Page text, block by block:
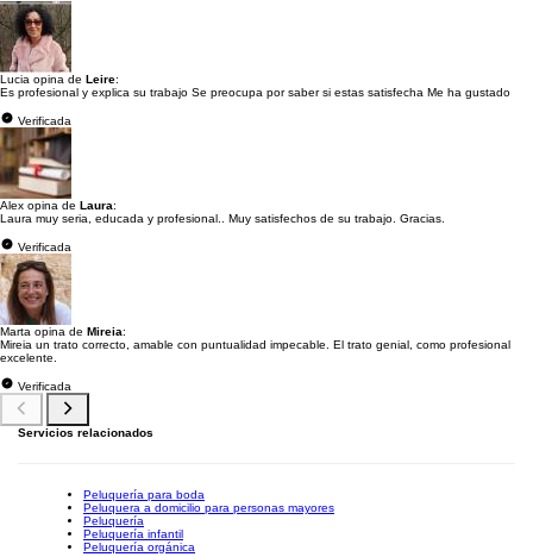
Lucia opina de Leire:
Es profesional y explica su trabajo Se preocupa por saber si estas satisfecha Me ha gustado
Verificada
Alex opina de Laura:
Laura muy seria, educada y profesional.. Muy satisfechos de su trabajo. Gracias.
Verificada
Marta opina de Mireia:
Mireia un trato correcto, amable con puntualidad impecable. El trato genial, como profesional
excelente.
Verificada
Servicios relacionados
Peluquería para boda
Peluquera a domicilio para personas mayores
Peluquería
Peluquería infantil
Peluquería orgánica